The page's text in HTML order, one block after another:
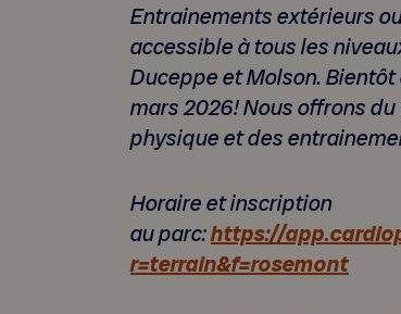
Entrainements extérieurs
accessible à tous les
Duceppe et Molson.
mars 2026! Nous offrons du
physique et des
Horaire et inscription
au parc:https://
r=terrain&f=rosemont